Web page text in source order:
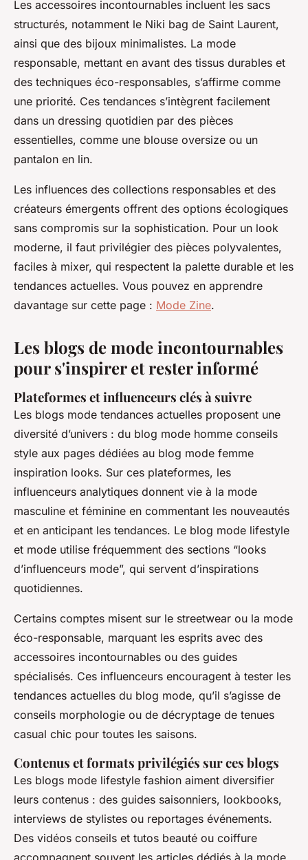
Les accessoires incontournables incluent les sacs
structurés, notamment le Niki bag de Saint Laurent,
ainsi que des bijoux minimalistes. La mode
responsable, mettant en avant des tissus durables et
des techniques éco-responsables, s’affirme comme
une priorité. Ces tendances s’intègrent facilement
dans un dressing quotidien par des pièces
essentielles, comme une blouse oversize ou un
pantalon en lin.
Les influences des collections responsables et des
créateurs émergents offrent des options écologiques
sans compromis sur la sophistication. Pour un look
moderne, il faut privilégier des pièces polyvalentes,
faciles à mixer, qui respectent la palette durable et les
tendances actuelles. Vous pouvez en apprendre
davantage sur cette page : Mode Zine.
Les blogs de mode incontournables
pour s'inspirer et rester informé
Plateformes et influenceurs clés à suivre
Les blogs mode tendances actuelles proposent une
diversité d’univers : du blog mode homme conseils
style aux pages dédiées au blog mode femme
inspiration looks. Sur ces plateformes, les
influenceurs analytiques donnent vie à la mode
masculine et féminine en commentant les nouveautés
et en anticipant les tendances. Le blog mode lifestyle
et mode utilise fréquemment des sections “looks
d’influenceurs mode”, qui servent d’inspirations
quotidiennes.
Certains comptes misent sur le streetwear ou la mode
éco-responsable, marquant les esprits avec des
accessoires incontournables ou des guides
spécialisés. Ces influenceurs encouragent à tester les
tendances actuelles du blog mode, qu’il s’agisse de
conseils morphologie ou de décryptage de tenues
casual chic pour toutes les saisons.
Contenus et formats privilégiés sur ces blogs
Les blogs mode lifestyle fashion aiment diversifier
leurs contenus : des guides saisonniers, lookbooks,
interviews de stylistes ou reportages événements.
Des vidéos conseils et tutos beauté ou coiffure
accompagnent souvent les articles dédiés à la mode